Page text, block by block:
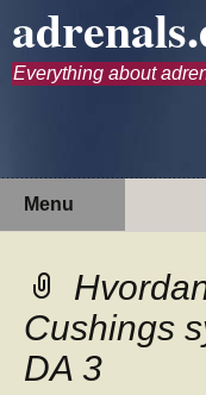
Everything about
Menu
Cushings
DA 3